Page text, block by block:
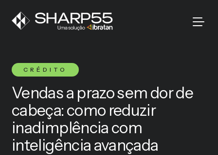
CRÉDITO
Vendas a prazo sem dor de
cabeça: como reduzir
inadimplência com
inteligência avançada